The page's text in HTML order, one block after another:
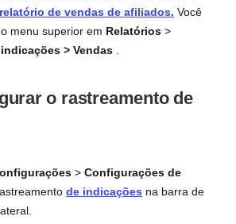
relatório de vendas de afiliados. Você
menu superior em Relatórios >
> Vendas
o rastreamento de
> Configurações de
de indicações na barra de